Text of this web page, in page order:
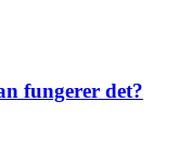
fungerer det?